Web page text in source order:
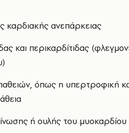
καρδιακής ανεπάρκειας
και περικαρδίτιδας
όπως η υπερτροφική
ή ουλής του μυοκαρδίου